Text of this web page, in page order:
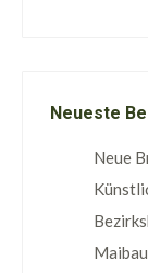
Neueste
Neue